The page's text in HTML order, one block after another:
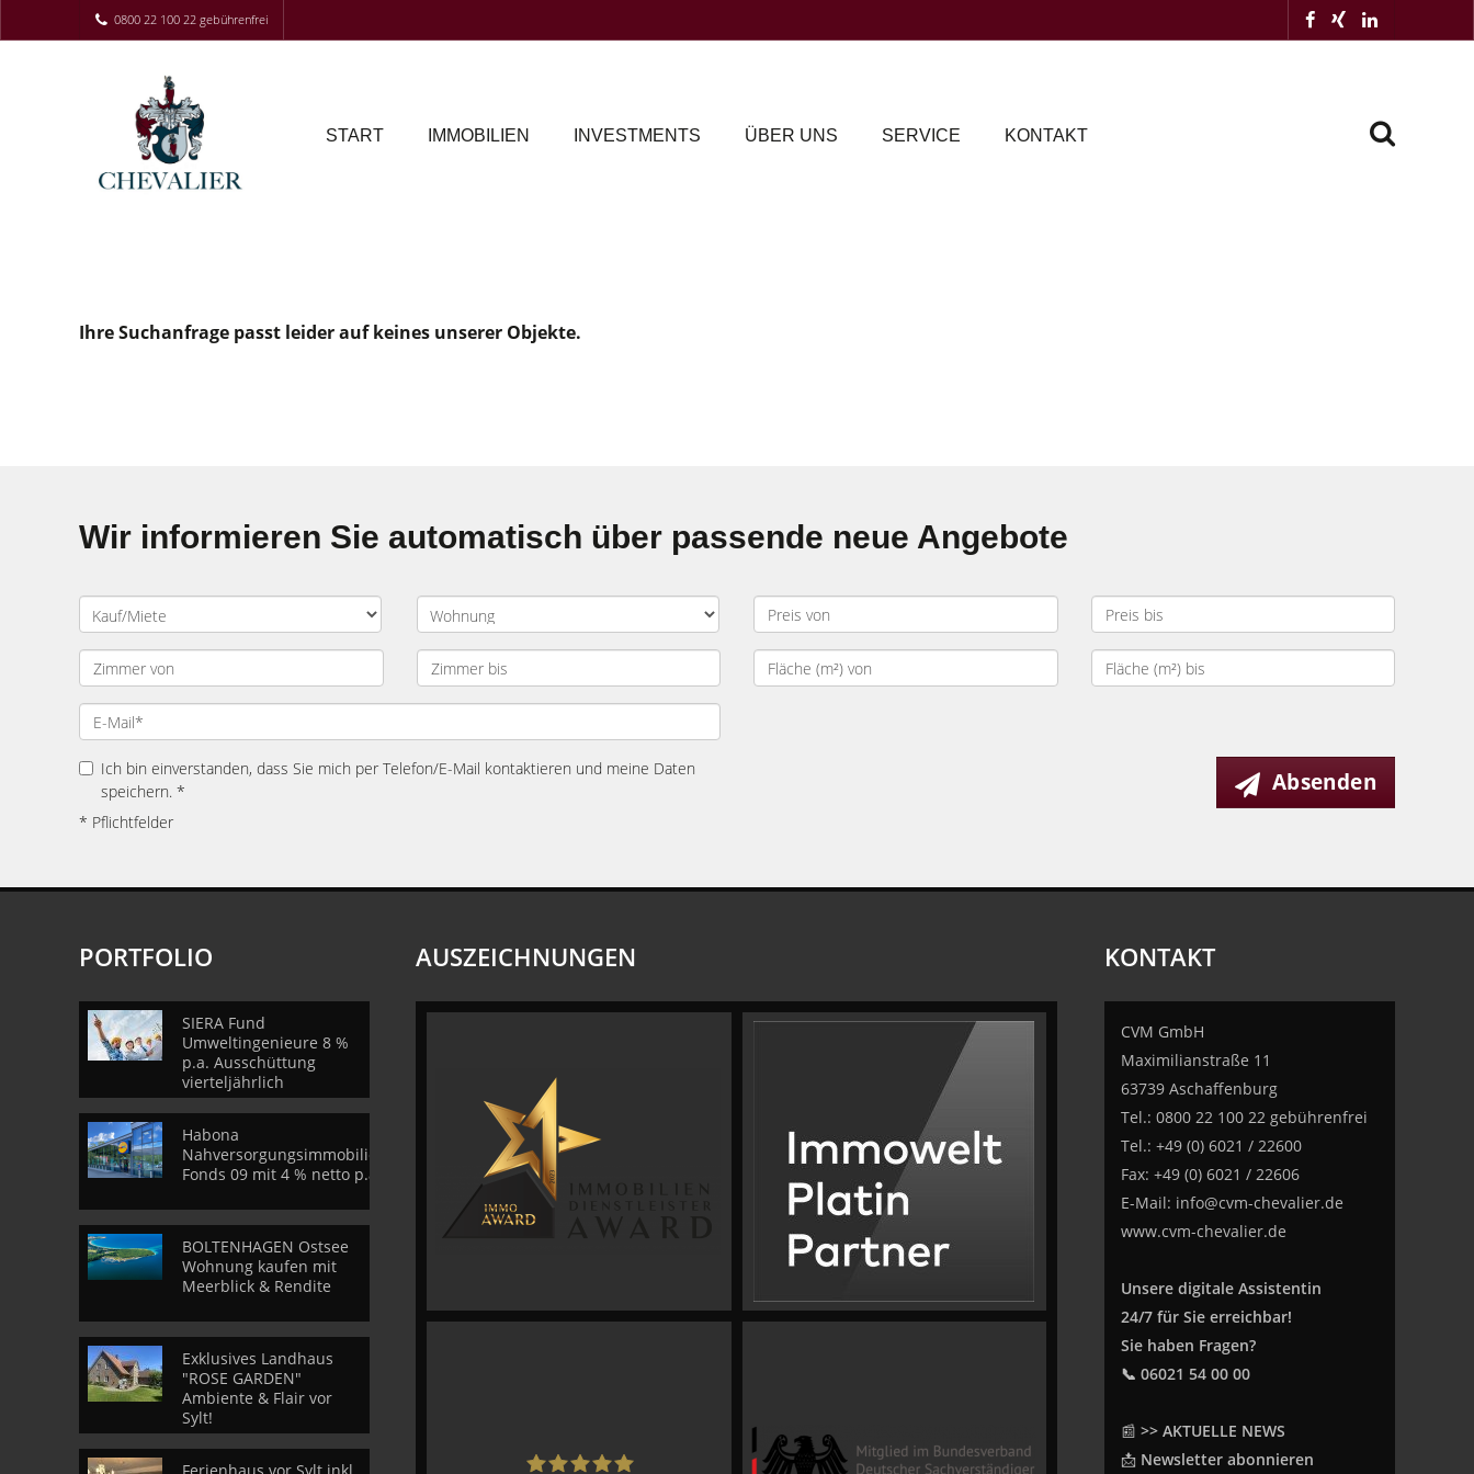
0800 22 100 22 gebührenfrei
START IMMOBILIEN INVESTMENTS ÜBER UNS SERVICE KONTAKT
Ihre Suchanfrage passt leider auf keines unserer Objekte.
Wir informieren Sie automatisch über passende neue Angebote
Ich bin einverstanden, dass Sie mich per Telefon/E-Mail kontaktieren und meine Daten
speichern. *
* Pflichtfelder
Absenden
PORTFOLIO
SIERA Fund
Umweltingenieure 8 %
p.a. Ausschüttung
vierteljährlich
Habona
Nahversorgungsimmobilien
Fonds 09 mit 4 % netto p.a.
BOLTENHAGEN Ostsee
Wohnung kaufen mit
Meerblick & Rendite
Exklusives Landhaus
"ROSE GARDEN"
Ambiente & Flair vor
Sylt!
AUSZEICHNUNGEN KONTAKT
CVM GmbH
Maximilianstraße 11
63739 Aschaffenburg
Tel.: 0800 22 100 22 gebührenfrei
Tel.: +49 (0) 6021 / 22600
Fax: +49 (0) 6021 / 22606
E-Mail: info@cvm-chevalier.de
www.cvm-chevalier.de
Unsere digitale Assistentin
24/7 für Sie erreichbar!
Sie haben Fragen?
📞 06021 54 00 00
📰 >> AKTUELLE NEWS
📩 Newsletter abonnieren